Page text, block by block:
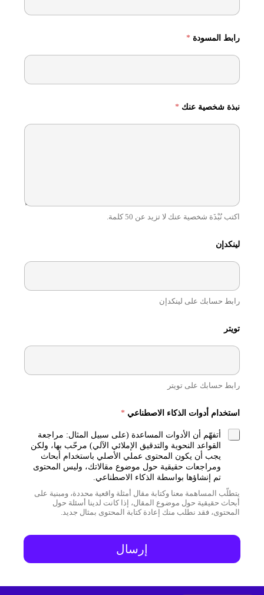
رابط المسودة*
نبذة شخصية عنك*
اكتب نُبْذَة شخصية عنك لا تزيد عن 50 كلمة.
لينكدإن
رابط حسابك على لينكدإن
تويتر
رابط حسابك على تويتر
استخدام أدوات الذكاء الاصطناعي*
أتفهّم أن الأدوات المساعدة (على سبيل المثال: مراجعة
القواعد النحوية والتدقيق الإملائي الآلي) مرحّب بها، ولكن
يجب أن يكون المحتوى عملي الأصلي باستخدام أبحاث
ومراجعات حقيقية حول موضوع مقالاتك، وليس المحتوى
تم إنشاؤها بواسطة الذكاء الاصطناعي.
يتطلّب المساهمة معنا وكتابة مقال أمثلة واقعية محددة، ومبنية على
أبحاث حقيقية حول موضوع المقال، إذا كانت لدينا أسئلة حول
المحتوى، فقد نطلب منك إعادة كتابة المحتوى بمثال جديد.
ل
ك
إرسال